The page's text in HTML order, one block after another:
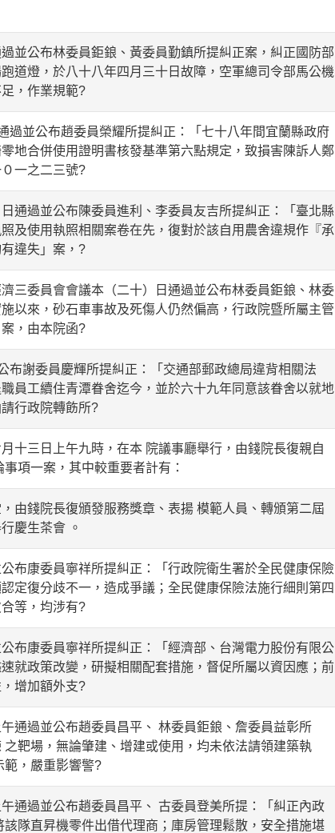
公布林委員鉅鋃、黃委員勤鎮所提糾正案，糾正國防部
道燈，於八十八年四月三十日故障，空軍總司令部馬公機
，作業規範?
並公布趙委員榮耀所提糾正：「七十八年間宜蘭縣政府
地合併使用證明書核發基準第六點規定，致損害陳訴人鄭
一之二三號?
過並公布陳委員進利、李委員友吉所提糾正：「臺北縣
及使用執照相關案卷在先，復對於該自用農舍違規作『承
違失」案，?
委員會會議本（二十）日通過並公布林委員鉅鋃、林委
以來，砂石車事故及死傷人仍然偏高，行政院暨所屬主管
，由本院函?
謝委員慶輝所提糾正：「交通部郵政總局違背相關法
員工續住青潭眷舍迄今，並於六十九年同意該眷舍以就地
行政院轉飭所?
三日上午九時，在本 院議事廳舉行，由錢院長復親自
項一案，其中較重要者計有：
錢院長復頒發服務獎章、表揚 模範人員、轉頒第二屆
慶生茶會 。
康委員寧祥所提糾正：「行政院衛生署於全民健康保險
定復分歧不一，造成爭議；全民健康保險法施行細則第四
等，均涉有?
康委員寧祥所提糾正：「經濟部、台灣電力股份有限公
就政策改變，研擬相關配套措施，督促所屬以資因應；前
增加額外支?
過並公布趙委員昌平、 林委員鉅鋃、詹委員益彰所
靶場，無論肇建、增建或使用，均未依法請領建築執
範，嚴重影響警?
過並公布趙委員昌平、 古委員登美所提：「糾正內政
隊直昇機零件出借代理商；庫房管理鬆散，安全措施堪